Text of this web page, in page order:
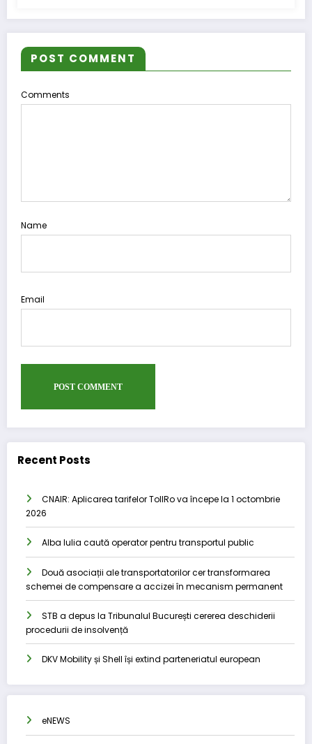
POST COMMENT
Comments
Name
Email
Recent Posts
CNAIR: Aplicarea tarifelor TollRo va începe la 1 octombrie
2026
Alba Iulia caută operator pentru transportul public
Două asociații ale transportatorilor cer transformarea
schemei de compensare a accizei în mecanism permanent
STB a depus la Tribunalul București cererea deschiderii
procedurii de insolvență
DKV Mobility și Shell își extind parteneriatul european
eNEWS